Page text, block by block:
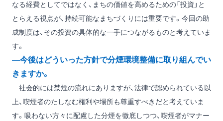
なる経費としてではなく、まちの価値を高めるための「投資」と
とらえる視点が、持続可能なまちづくりには重要です。今回の助
成制度は、その投資の具体的な一手につながるものと考えていま
す。
―今後はどういった方針で分煙環境整備に取り組んでい
きますか。
社会的には禁煙の流れにありますが、法律で認められている以
上、喫煙者のたしなむ権利や場所も尊重すべきだと考えていま
す。吸わない方々に配慮した分煙を徹底しつつ、喫煙者がマナー